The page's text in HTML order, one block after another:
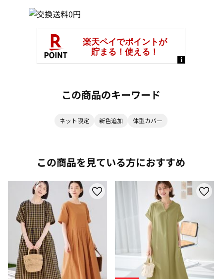
この商品のキーワード
ネット限定 新色追加 体型カバー
この商品を見ている方におすすめ